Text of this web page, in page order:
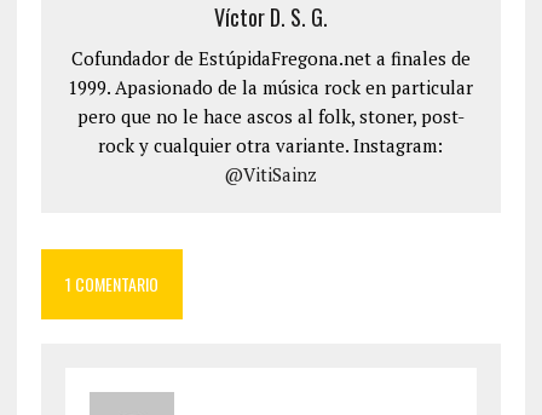
Víctor D. S. G.
Cofundador de EstúpidaFregona.net a finales de
1999. Apasionado de la música rock en particular
pero que no le hace ascos al folk, stoner, post-
rock y cualquier otra variante. Instagram:
@VitiSainz
1 COMENTARIO